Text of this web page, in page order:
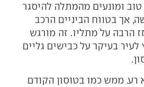
ומונעים מהמתלה להיסגר
אך בטווח הביניים הרכב
הרבה על מתליו. זה מורגש
לעיר בעיקר על כבישים גליים
רע. ממש כמו בטוסון הקודם